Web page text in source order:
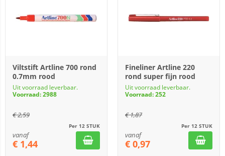
Viltstift Artline 700 rond
0.7mm rood
Uit voorraad leverbaar.
Voorraad: 2988
€2,59
Per 12 STUK
vanaf
€ 1,44
Fineliner Artline 220
rond super fijn rood
Uit voorraad leverbaar.
Voorraad: 252
€1,87
Per 12 STUK
vanaf
€ 0,97